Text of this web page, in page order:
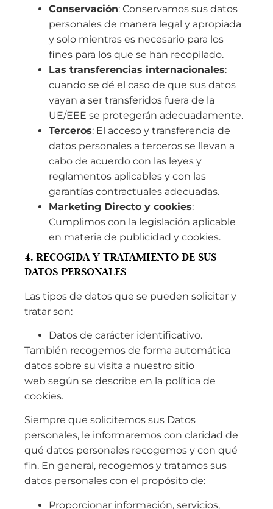
Conservación: Conservamos sus datos
personales de manera legal y apropiada
y solo mientras es necesario para los
fines para los que se han recopilado.
Las transferencias internacionales:
cuando se dé el caso de que sus datos
vayan a ser transferidos fuera de la
UE/EEE se protegerán adecuadamente.
Terceros: El acceso y transferencia de
datos personales a terceros se llevan a
cabo de acuerdo con las leyes y
reglamentos aplicables y con las
garantías contractuales adecuadas.
Marketing Directo y cookies:
Cumplimos con la legislación aplicable
en materia de publicidad y cookies.
4. RECOGIDA Y TRATAMIENTO DE SUS
DATOS PERSONALES
Las tipos de datos que se pueden solicitar y
tratar son:
Datos de carácter identificativo.
También recogemos de forma automática
datos sobre su visita a nuestro sitio
web según se describe en la política de
cookies.
Siempre que solicitemos sus Datos
personales, le informaremos con claridad de
qué datos personales recogemos y con qué
fin. En general, recogemos y tratamos sus
datos personales con el propósito de:
Proporcionar información, servicios,